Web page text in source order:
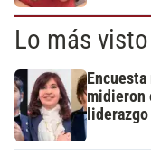
Lo más
midieron